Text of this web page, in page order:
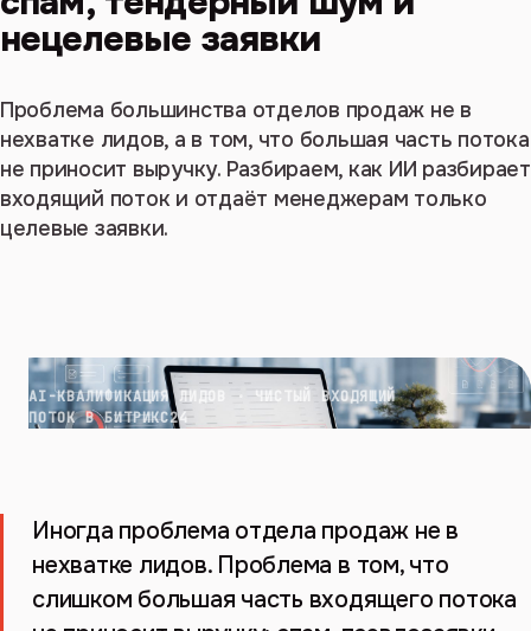
нецелевые заявки
Проблема большинства отделов продаж не в
нехватке лидов, а в том, что большая часть потока
не приносит выручку. Разбираем, как ИИ разбирает
входящий поток и отдаёт менеджерам только
целевые заявки.
AI-КВАЛИФИКАЦИЯ ЛИДОВ · ЧИСТЫЙ ВХОДЯЩИЙ
ПОТОК В БИТРИКС24
Иногда проблема отдела продаж не в
нехватке лидов. Проблема в том, что
слишком большая часть входящего потока